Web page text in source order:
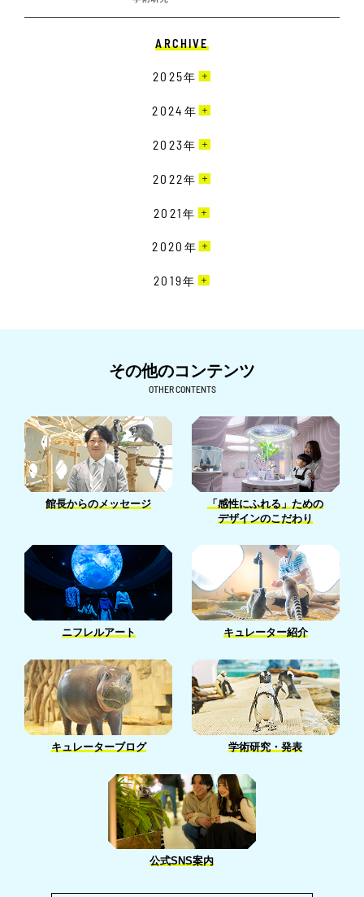
ARCHIVE
2025年
3月［4］
2024 年
12月［10］
9月［18］
8月［11］
3月［4］
2月［6］
1月［5］
2023年
12月［9］
9月［16］
8月［12］
4月［26］
2月［15］
1月［13］
2022年
12月［22］
9月［14］
5月［27］
3月［25］
2月［24］
1月［18］
2021年
12月［19］
7月［22］
6月［23］
5月［32］
4月［26］
3月［22］
2月［13］
2020 年
12月［15］
10月［26］
8月［7］
6月［15］
5月［12］
4月［7］
3月［14］
1月［7］
2019年
10月［6］
9月［6］
7月［9］
6月［6］
5月［5］
1月［2］
その他のコンテンツ
OTHER CONTENTS
館長からのメッセージ
「感性にふれる」ための
デザインのこだわり
ニフレルアート キュレーター紹介
キュレーターブログ 学術研究・発表
公式SNS案内